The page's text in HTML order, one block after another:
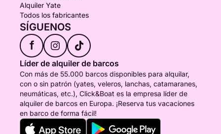
Alquiler Yate
Todos los fabricantes
SÍGUENOS
f
Líder de alquiler de barcos
Con más de 55.000 barcos disponibles para alquilar,
con o sin patrón (yates, veleros, lanchas, catamaranes,
neumáticas, etc.), Click&Boat es la empresa líder de
alquiler de barcos en Europa. ¡Reserva tus vacaciones
en barco de forma fácil!